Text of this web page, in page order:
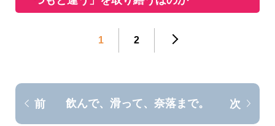
1 2
前 飲んで、滑って、奈落まで。 次